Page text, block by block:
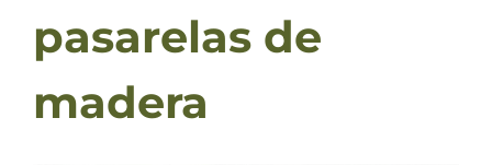
pasarelas de
madera